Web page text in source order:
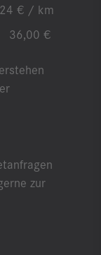
€ / km
36,00 €
zur